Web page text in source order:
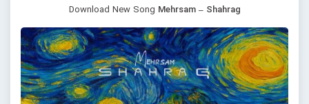
Download New Song Mehrsam – Shahrag